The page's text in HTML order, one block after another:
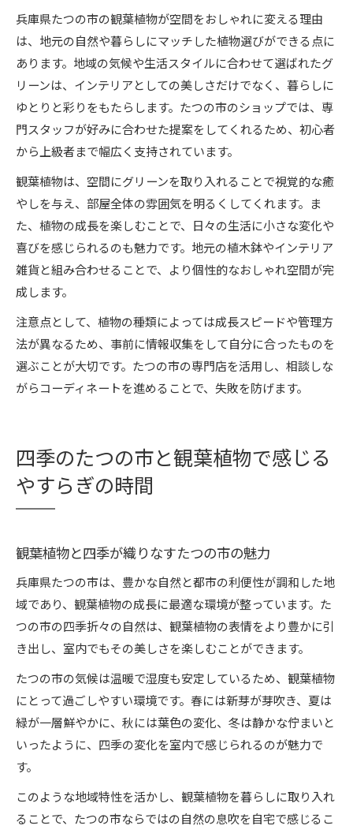
兵庫県たつの市の観葉植物が空間をおしゃれに変える理由
は、地元の自然や暮らしにマッチした植物選びができる点に
あります。地域の気候や生活スタイルに合わせて選ばれたグ
リーンは、インテリアとしての美しさだけでなく、暮らしに
ゆとりと彩りをもたらします。たつの市のショップでは、専
門スタッフが好みに合わせた提案をしてくれるため、初心者
から上級者まで幅広く支持されています。
観葉植物は、空間にグリーンを取り入れることで視覚的な癒
やしを与え、部屋全体の雰囲気を明るくしてくれます。ま
た、植物の成長を楽しむことで、日々の生活に小さな変化や
喜びを感じられるのも魅力です。地元の植木鉢やインテリア
雑貨と組み合わせることで、より個性的なおしゃれ空間が完
成します。
注意点として、植物の種類によっては成長スピードや管理方
法が異なるため、事前に情報収集をして自分に合ったものを
選ぶことが大切です。たつの市の専門店を活用し、相談しな
がらコーディネートを進めることで、失敗を防げます。
四季のたつの市と観葉植物で感じる
やすらぎの時間
観葉植物と四季が織りなすたつの市の魅力
兵庫県たつの市は、豊かな自然と都市の利便性が調和した地
域であり、観葉植物の成長に最適な環境が整っています。た
つの市の四季折々の自然は、観葉植物の表情をより豊かに引
き出し、室内でもその美しさを楽しむことができます。
たつの市の気候は温暖で湿度も安定しているため、観葉植物
にとって過ごしやすい環境です。春には新芽が芽吹き、夏は
緑が一層鮮やかに、秋には葉色の変化、冬は静かな佇まいと
いったように、四季の変化を室内で感じられるのが魅力で
す。
このような地域特性を活かし、観葉植物を暮らしに取り入れ
ることで、たつの市ならではの自然の息吹を自宅で感じるこ